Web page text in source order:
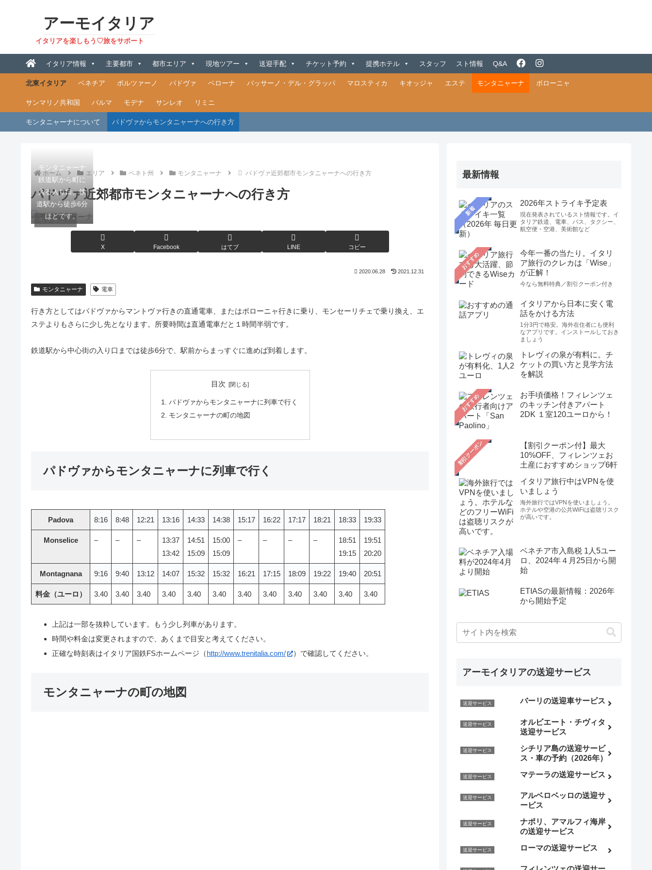
アーモイタリア
イタリアを楽しもう♡旅をサポート
イタリア情報 主要都市 都市エリア 現地ツアー 送迎手配 チケット予約 提携ホテル スタッフ スト情報 Q&A
北東イタリア ベネチア ボルツァーノ パドヴァ ベローナ バッサーノ・デル・グラッパ マロスティカ キオッジャ エステ モンタニャーナ ボローニャ
サンマリノ共和国 パルマ モデナ サンレオ リミニ
モンタニャーナについて パドヴァからモンタニャーナへの行き方
ホーム エリア ベネト州 モンタニャーナ パドヴァ近郊都市モンタニャーナへの行き方
パドヴァ近郊都市モンタニャーナへの行き方
モンタニャーナ
モンタニャーナ
鉄道駅から町に
入る入り口。鉄
道駅から徒歩6分
ほどです。
X Facebook はてブ LINE コピー
2020.06.28 2021.12.31
モンタニャーナ 電車
行き方としてはパドヴァからマントヴァ行きの直通電車、またはボローニャ行きに乗り、モンセーリチェで乗り換え、エ
ステよりもさらに少し先となります。所要時間は直通電車だと１時間半弱です。
鉄道駅から中心街の入り口までは徒歩6分で、駅前からまっすぐに進めば到着します。
目次
パドヴァからモンタニャーナに列車で行く
モンタニャーナの町の地図
パドヴァからモンタニャーナに列車で行く
Padova 8:16 8:48 12:21 13:16 14:33 14:38 15:17 16:22 17:17 18:21 18:33 19:33
Monselice – – –
13:37
13:42
14:51
15:09
15:00
15:09
– – – –
18:51
19:15
19:51
20:20
Montagnana 9:16 9:40 13:12 14:07 15:32 15:32 16:21 17:15 18:09 19:22 19:40 20:51
料金（ユーロ） 3.40 3.40 3.40 3.40 3.40 3.40 3.40 3.40 3.40 3.40 3.40 3.40
上記は一部を抜粋しています。もう少し列車があります。
時間や料金は変更されますので、あくまで目安と考えてください。
正確な時刻表はイタリア国鉄FSホームページ（http://www.trenitalia.com/ ）で確認してください。
モンタニャーナの町の地図
最新情報
新着
2026年ストライキ予定表
現在発表されているスト情報です。イ
タリア鉄道、電車、バス、タクシー、
航空便・空港、美術館など
おすすめ
今年一番の当たり。イタリ
ア旅行のクレカは「Wise」
が正解！
今なら無料特典／割引クーポン付き
イタリアから日本に安く電
話をかける方法
1分3円で格安。海外在住者にも便利
なアプリです。インストールしておき
ましょう
トレヴィの泉が有料に。チ
ケットの買い方と見学方法
を解説
おすすめ
お手頃価格！フィレンツェ
のキッチン付きアパート
2DK １室120ユーロから！
【割引クーポン付】最大
10%OFF、フィレンツェお
土産におすすめショップ6軒
イタリア旅行中はVPNを使
いましょう
海外旅行ではVPNを使いましょう。
ホテルや空港の公共WiFiは盗聴リスク
が高いです。
ベネチア市入島税 1人5ユー
ロ、2024年４月25日から開
始
ETIASの最新情報：2026年
から開始予定
アーモイタリアの送迎サービス
送迎サービス バーリの送迎車サービス
送迎サービス
オルビエート・チヴィタ
送迎サービス
送迎サービス
シチリア島の送迎サービ
ス・車の予約（2026年）
送迎サービス マテーラの送迎サービス
送迎サービス
アルベロベッロの送迎サ
ービス
送迎サービス
ナポリ、アマルフィ海岸
の送迎サービス
送迎サービス ローマの送迎サービス